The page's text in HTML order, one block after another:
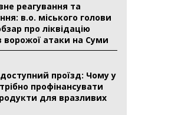
реагування та
в.о. міського голови
про ліквідацію
ворожої атаки на Суми
проїзд: Чому у
профінансувати
для вразливих